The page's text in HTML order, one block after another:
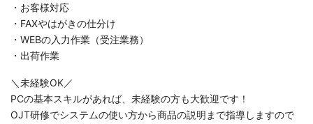
・お客様対応
・FAXやはがきの仕分け
・WEBの入力作業（受注業務）
・出荷作業
＼未経験OK／
PCの基本スキルがあれば、未経験の方も大歓迎です！
OJT研修でシステムの使い方から商品の説明まで指導しますので